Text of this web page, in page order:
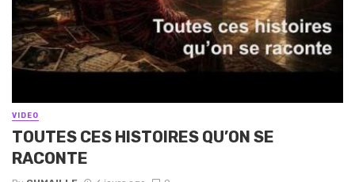
VIDEO
TOUTES CES HISTOIRES QU’ON SE
RACONTE